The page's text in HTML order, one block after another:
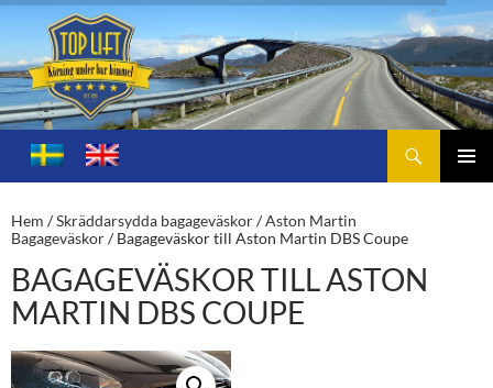
Toplift.se – för körning under bar himmel
HOPPA
TILL
Hem /Skräddarsydda bagageväskor/Aston Martin
Bagageväskor/ Bagageväskor till Aston Martin DBS Coupe
BAGAGEVÄSKOR TILL ASTON
MARTIN DBS COUPE